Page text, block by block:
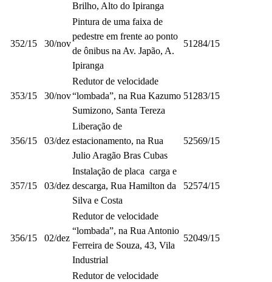
Brilho, Alto do Ipiranga
352/15 30/nov
Pintura de uma faixa de
pedestre em frente ao ponto
de ônibus na Av. Japão, A.
Ipiranga
51284/15
353/15 30/nov
Redutor de velocidade
“lombada”, na Rua Kazumo
Sumizono, Santa Tereza
51283/15
356/15 03/dez
Liberação de
estacionamento, na Rua
Julio Aragão Bras Cubas
52569/15
357/15 03/dez
Instalação de placa carga e
descarga, Rua Hamilton da
Silva e Costa
52574/15
356/15 02/dez
Redutor de velocidade
“lombada”, na Rua Antonio
Ferreira de Souza, 43, Vila
Industrial
52049/15
Redutor de velocidade